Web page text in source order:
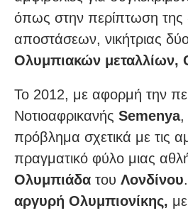
όπως στην περίπτωση
αποστάσεων, νικήτριας
Ολυμπιακών μεταλλίων,
Το 2012, με αφορμή την
Νοτιοαφρικανής Semenya,
πρόβλημα σχετικά με τις
πραγματικό φύλο μιας
Ολυμπιάδα του Λονδίνου
αργυρή Ολυμπιονίκης,